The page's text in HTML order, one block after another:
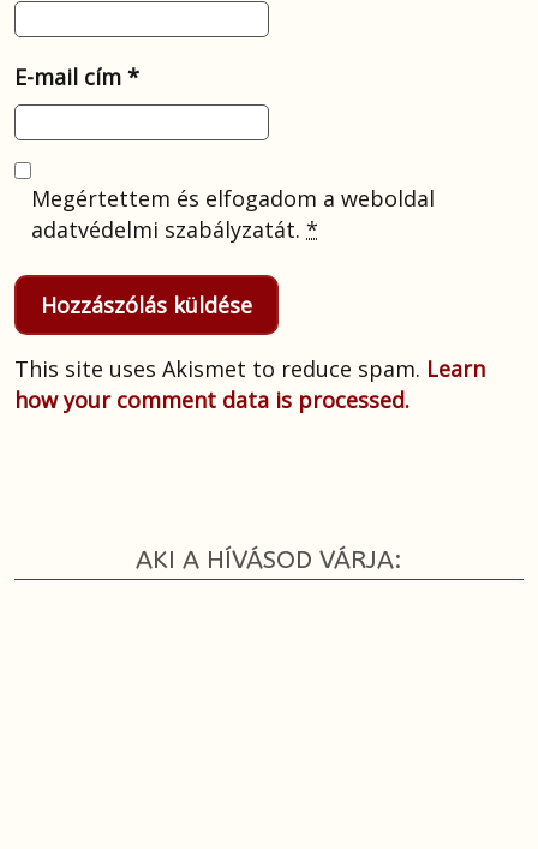
E-mail cím *
Megértettem és elfogadom a weboldal
adatvédelmi szabályzatát.*
This site uses Akismet to reduce spam. Learn
how your comment data is processed.
AKI A HÍVÁSOD VÁRJA: